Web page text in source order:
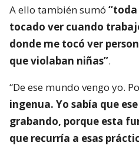
A ello también sumó
tocado ver cuando
donde me tocó ver
que violaban niñas”.
“De ese mundo vengo yo.
ingenua. Yo sabía que
grabando, porque esta
que recurría a esas